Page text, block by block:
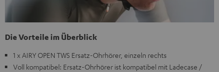
Die Vorteile im Überblick
1 x AIRY OPEN TWS Ersatz-Ohrhörer, einzeln rechts
Voll kompatibel: Ersatz-Ohrhörer ist kompatibel mit Ladecase /